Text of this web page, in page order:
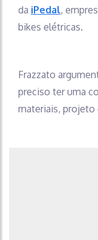
da iPedal,
bikes elétricas.
Frazzato
preciso ter uma
materiais, projeto